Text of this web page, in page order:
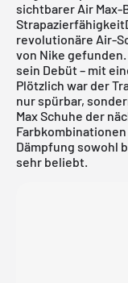
sichtbarer Air
revolutionäre Air-
von Nike gefunden.
sein Debüt – mit
Plötzlich war der
nur spürbar,
Max Schuhe der
Dämpfung sowohl
sehr beliebt.